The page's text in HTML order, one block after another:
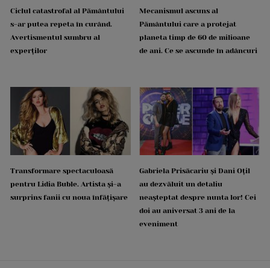
Ciclul catastrofal al Pământului
s-ar putea repeta în curând.
Avertismentul sumbru al
experților
Mecanismul ascuns al
Pământului care a protejat
planeta timp de 60 de milioane
de ani. Ce se ascunde în adâncuri
Transformare spectaculoasă
pentru Lidia Buble. Artista și-a
surprins fanii cu noua înfățișare
Gabriela Prisăcariu și Dani Oțil
au dezvăluit un detaliu
neașteptat despre nunta lor! Cei
doi au aniversat 3 ani de la
eveniment